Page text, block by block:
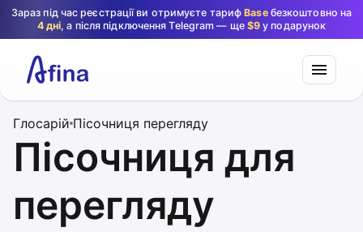
Зараз під час реєстрації ви отримуєте тарифBaseбезкоштовно на
4 дні, а після підключення Telegram — ще $9 у подарунок
Глосарій Пісочниця перегляду
Пісочниця для
перегляду